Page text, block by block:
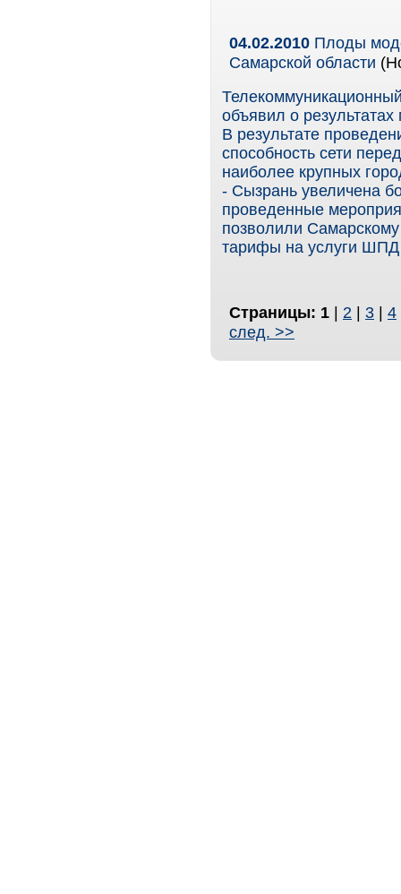
04.02.2010 Плоды
Самарской области
объявил о
В результате
способность сети
наиболее крупных
- Сызрань увеличена
проведенные
позволили
тарифы на услуги ШПД
Страницы: 1 | 2 | 3 | 4
след. >>